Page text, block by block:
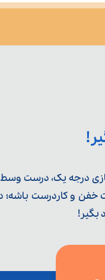
درجه یک، درست وسط
خفن و کاردرست
بگیر!